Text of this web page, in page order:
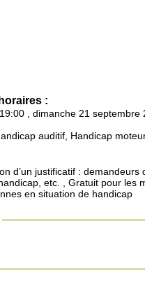
:
, dimanche 21 septembre
auditif, Handicap
d’un justificatif : demandeurs
etc. , Gratuit pour les
en situation de handicap